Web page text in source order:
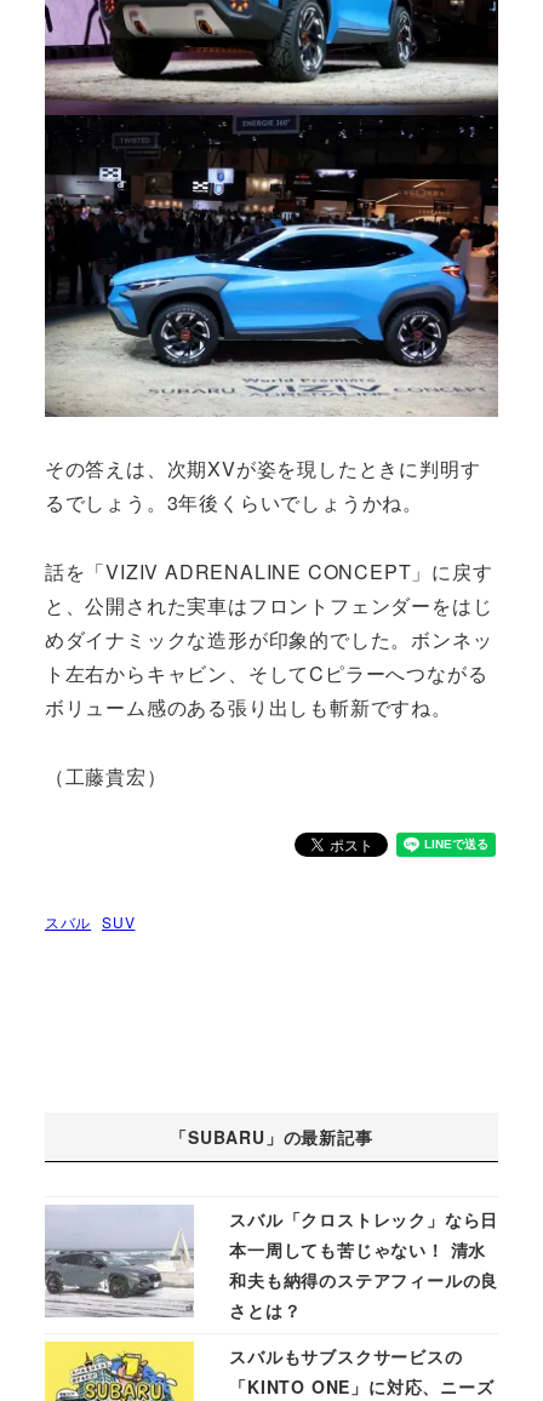
その答えは、次期XVが姿を現したときに判明す
るでしょう。3年後くらいでしょうかね。
話を「VIZIV ADRENALINE CONCEPT」に戻す
と、公開された実車はフロントフェンダーをはじ
めダイナミックな造形が印象的でした。ボンネッ
ト左右からキャビン、そしてCピラーへつながる
ボリューム感のある張り出しも斬新ですね。
（工藤貴宏）
スバル SUV
「SUBARU」の最新記事
スバル「クロストレック」なら日
本一周しても苦じゃない！ 清水
和夫も納得のステアフィールの良
さとは？
スバルもサブスクサービスの
「KINTO ONE」に対応、ニーズ